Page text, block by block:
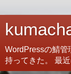
WordPressの鯖管
持ってきた。 最